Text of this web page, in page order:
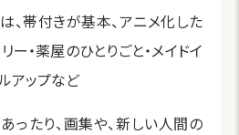
、帯付きが基本、アニメ化した
ー・薬屋のひとりごと・メイドイ
アップなど
ったり、画集や、新しい人間の